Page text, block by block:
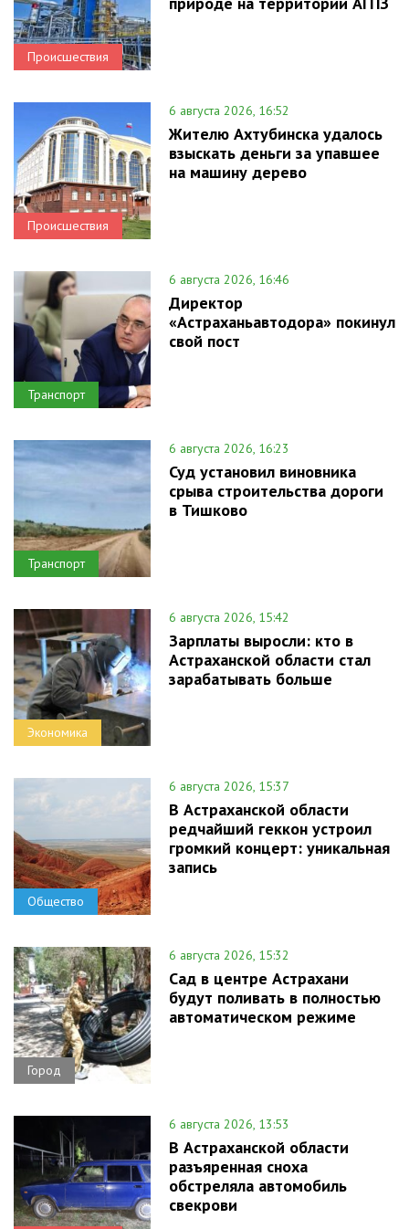
Происшествия
Происшествия
6 августа 2026, 16:52
Жителю Ахтубинска удалось
взыскать деньги за упавшее
на машину дерево
Транспорт
6 августа 2026, 16:46
Директор
«Астраханьавтодора» покинул
свой пост
Транспорт
6 августа 2026, 16:23
Суд установил виновника
срыва строительства дороги
в Тишково
Экономика
6 августа 2026, 15:42
Зарплаты выросли: кто в
Астраханской области стал
зарабатывать больше
Общество
6 августа 2026, 15:37
В Астраханской области
редчайший геккон устроил
громкий концерт: уникальная
запись
Город
6 августа 2026, 15:32
Сад в центре Астрахани
будут поливать в полностью
автоматическом режиме
6 августа 2026, 13:53
В Астраханской области
разъяренная сноха
обстреляла автомобиль
свекрови